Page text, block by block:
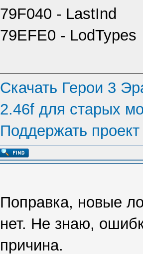
79F040 - LastInd
79EFE0 - LodTypes
Скачать Герои 3
2.46f для старых
Поддержать проект
Поправка, новые
нет. Не знаю,
причина.